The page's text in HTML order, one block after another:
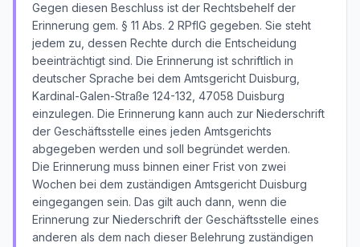
Gegen diesen Beschluss ist der Rechtsbehelf der
Erinnerung gem. § 11 Abs. 2 RPflG gegeben. Sie steht
jedem zu, dessen Rechte durch die Entscheidung
beeinträchtigt sind. Die Erinnerung ist schriftlich in
deutscher Sprache bei dem Amtsgericht Duisburg,
Kardinal-Galen-Straße 124-132, 47058 Duisburg
einzulegen. Die Erinnerung kann auch zur Niederschrift
der Geschäftsstelle eines jeden Amtsgerichts
abgegeben werden und soll begründet werden.
Die Erinnerung muss binnen einer Frist von zwei
Wochen bei dem zuständigen Amtsgericht Duisburg
eingegangen sein. Das gilt auch dann, wenn die
Erinnerung zur Niederschrift der Geschäftsstelle eines
anderen als dem nach dieser Belehrung zuständigen